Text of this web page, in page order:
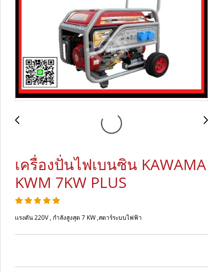
เครื่องปั่นไฟเบนซิน KAWAMA
KWM 7KW PLUS
เเรงดัน 220V , กำลังสูงสุด 7 KW ,สตาร์ระบบไฟฟ้า